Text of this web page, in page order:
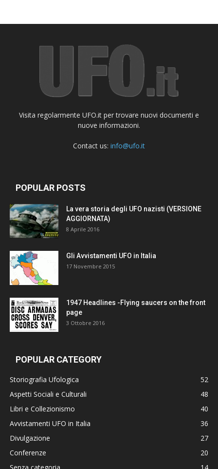
Visita regolarmente UFO.it per trovare nuovi documenti e
nuove informazioni.
Contact us: info@ufo.it
POPULAR POSTS
La vera storia degli UFO nazisti (VERSIONE
AGGIORNATA)
8 Aprile 2016
Gli Avvistamenti UFO in Italia
17 Novembre 2015
1947 Headlines -Flying saucers on the front
page
3 Ottobre 2016
POPULAR CATEGORY
Storiografia Ufologica
52
Aspetti Sociali e Culturali
48
Libri e Collezionismo
40
Avvistamenti UFO in Italia
36
Divulgazione
27
Conferenze
20
Senza categoria
14